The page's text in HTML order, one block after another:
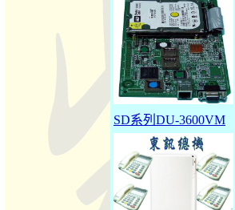
SD系列DU-3600VM